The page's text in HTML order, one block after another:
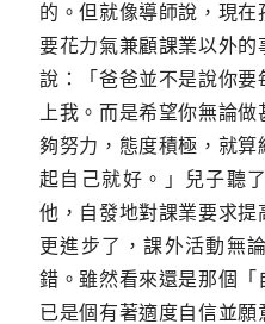
的。但就像導師說，現
要花力氣兼顧課業以外
說：「爸爸並不是說你
上我。而是希望你無論
夠努力，態度積極，就
起自己就好。」兒子聽
他，自發地對課業要求
更進步了，課外活動無
錯。雖然看來還是那個「
已是個有著適度自信並